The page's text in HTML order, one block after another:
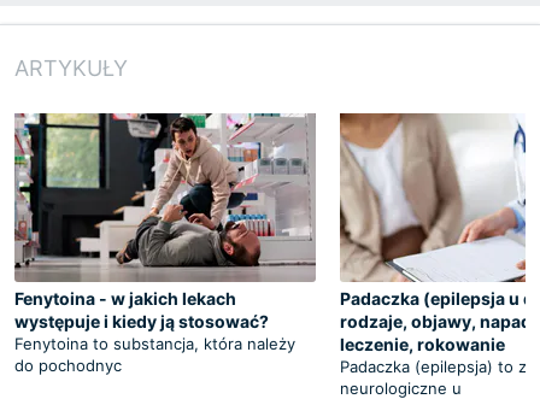
ARTYKUŁY
Fenytoina - w jakich lekach
występuje i kiedy ją stosować?
Fenytoina to substancja, która należy
do pochodnyc
Padaczka (epilepsja u
rodzaje, objawy,
leczenie, rokowanie
Padaczka (epilepsja) to
neurologiczne u